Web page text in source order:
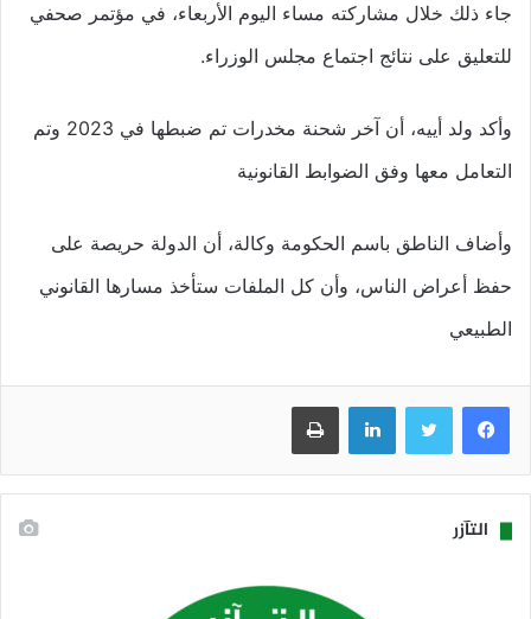
جاء ذلك خلال مشاركته مساء اليوم الأربعاء، في مؤتمر صحفي
للتعليق على نتائج اجتماع مجلس الوزراء.
وأكد ولد أييه، أن آخر شحنة مخدرات تم ضبطها في 2023 وتم
التعامل معها وفق الضوابط القانونية
وأضاف الناطق باسم الحكومة وكالة، أن الدولة حريصة على
حفظ أعراض الناس، وأن كل الملفات ستأخذ مسارها القانوني
الطبيعي
فيسبوك تويتر لينكدإن طباعة
التآزر